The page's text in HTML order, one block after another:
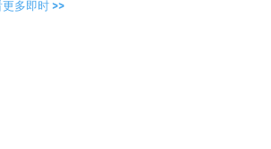
多即时 >>